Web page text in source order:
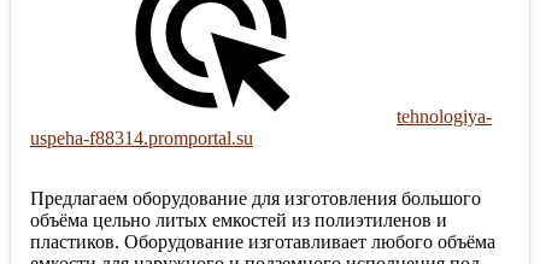
tehnologiya-
uspeha-f88314.promportal.su
Предлагаем оборудование для изготовления большого
объёма цельно литых емкостей из полиэтиленов и
пластиков. Оборудование изготавливает любого объёма